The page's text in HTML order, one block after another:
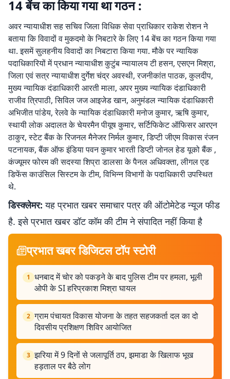
14 बेंच का किया गया था गठन :
अवर न्यायाधीश सह सचिव जिला विधिक सेवा प्राधिकार राकेश रोशन ने
बताया कि विवादों व मुकदमो के निबटारे के लिए 14 बेंच का गठन किया गया
था. इसमें सुलहनीय विवादों का निबटारा किया गया. मौके पर न्यायिक
पदाधिकारियों में प्रधान न्यायाधीश कुटुंब न्यायालय टी हसन, एसएन मिश्रा,
जिला एवं सत्र न्यायाधीश दुर्गेश चंद्र अवस्थी, रजनीकांत पाठक, कुलदीप,
मुख्य न्यायिक दंडाधिकारी आरती माला, अपर मुख्य न्यायिक दंडाधिकारी
राजीव त्रिपाठी, सिविल जज आइजेड खान, अनुमंडल न्यायिक दंडाधिकारी
अभिजीत पांडेय, रेलवे के न्यायिक दंडाधिकारी मनोज कुमार, ऋषि कुमार,
स्थायी लोक अदालत के चेयरमैन पीयूष कुमार, सर्टिफिकेट ऑफिसर आरएन
ठाकुर, स्टेट बैंक के रिजनल मैनेजर निर्मल कुमार, डिप्टी जीएम विकास रंजन
पटनायक, बैंक ऑफ इंडिया पवन कुमार भारती डिप्टी जोनल हेड यूको बैंक ,
कंज्यूमर फोरम की सदस्या शिप्रा डालसा के पैनल अधिवक्ता, लीगल एड
डिफेंस काउंसिल सिस्टम के टीम, विभिन्न विभागों के पदाधिकारी उपस्थित
थे.
डिस्क्लेमर: यह प्रभात खबर समाचार पत्र की ऑटोमेटेड न्यूज फीड
है. इसे प्रभात खबर डॉट कॉम की टीम ने संपादित नहीं किया है
प्रभात खबर डिजिटल टॉप स्टोरी
1 धनबाद में चोर को पकड़ने के बाद पुलिस टीम पर हमला, भूली
ओपी के SI हरिप्रकाश मिश्रा घायल
2 ग्राम पंचायत विकास योजना के तहत सहजकर्ता दल का दो
दिवसीय प्रशिक्षण शिविर आयोजित
3 झरिया में 9 दिनों से जलापूर्ति ठप, झमाडा के खिलाफ भूख
हड़ताल पर बैठे लोग